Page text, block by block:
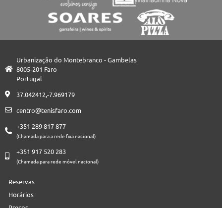
Urbanização do Montebranco - Gambelas
8005-201 Faro
Portugal
37.042412,-7.969179
centro@tenisfaro.com
+351 289 817 877
(Chamada para a rede fixa nacional)
+351 917 520 283
(Chamada para rede móvel nacional)
Reservas
Horários